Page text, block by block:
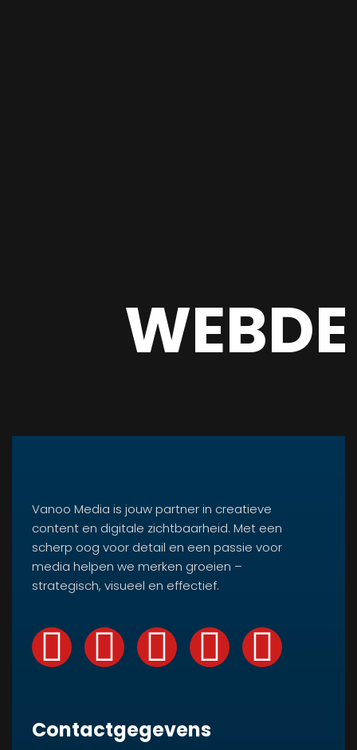
Vanoo Media is jouw partner in creatieve
content en digitale zichtbaarheid. Met een
scherp oog voor detail en een passie voor
media helpen we merken groeien –
strategisch, visueel en effectief.
Contactgegevens